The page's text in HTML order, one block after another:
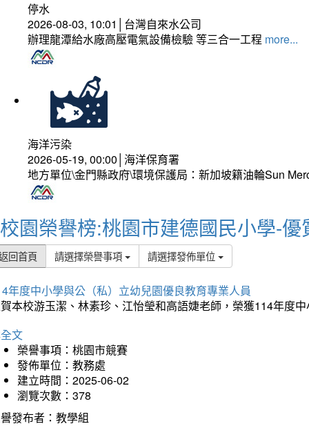
停水
2026-08-03, 10:01│台灣自來水公司
辦理龍潭給水廠高壓電氣設備檢驗 等三合一工程 more...
海洋污染
2026-05-19, 00:00│海洋保育署
地方單位\金門縣政府\環境保護局：新加坡籍油輪Sun
校園榮譽榜:桃園市建德國民小學-優
回首頁 請選擇榮譽事項 請選擇發佈單位
年度中小學與公（私）立幼兒園優良教育專業人員
本校游玉潔、林素珍、江怡瑩和高語婕老師，榮獲114年度
文
榮譽事項：桃園市競賽
發佈單位：教務處
建立時間：2025-06-02
瀏覽次數：378
發布者：教學組